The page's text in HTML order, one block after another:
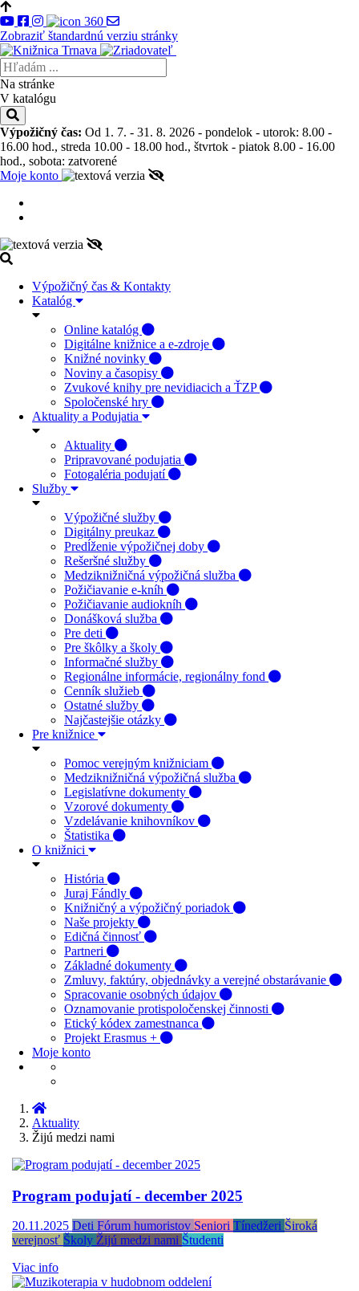
Zobraziť štandardnú verziu stránky
Na stránke
V katalógu
Výpožičný čas: Od 1. 7. - 31. 8. 2026 - pondelok - utorok: 8.00 -
16.00 hod., streda 10.00 - 18.00 hod., štvrtok - piatok 8.00 - 16.00
hod., sobota: zatvorené
Moje konto
Výpožičný čas & Kontakty
Katalóg
Online katalóg
Digitálne knižnice a e-zdroje
Knižné novinky
Noviny a časopisy
Zvukové knihy pre nevidiacich a ŤZP
Spoločenské hry
Aktuality a Podujatia
Aktuality
Pripravované podujatia
Fotogaléria podujatí
Služby
Výpožičné služby
Digitálny preukaz
Predĺženie výpožičnej doby
Rešeršné služby
Medziknižničná výpožičná služba
Požičiavanie e-kníh
Požičiavanie audiokníh
Donášková služba
Pre deti
Pre škôlky a školy
Informačné služby
Regionálne informácie, regionálny fond
Cenník služieb
Ostatné služby
Najčastejšie otázky
Pre knižnice
Pomoc verejným knižniciam
Medziknižničná výpožičná služba
Legislatívne dokumenty
Vzorové dokumenty
Vzdelávanie knihovníkov
Štatistika
O knižnici
História
Juraj Fándly
Knižničný a výpožičný poriadok
Naše projekty
Edičná činnosť
Partneri
Základné dokumenty
Zmluvy, faktúry, objednávky a verejné obstarávanie
Spracovanie osobných údajov
Oznamovanie protispoločenskej činnosti
Etický kódex zamestnanca
Projekt Erasmus +
Moje konto
Aktuality
Žijú medzi nami
Program podujatí - december 2025
20.11.2025 Deti Fórum humoristov Seniori Tínedžeri Široká
verejnosť Školy Žijú medzi nami Študenti
Viac info